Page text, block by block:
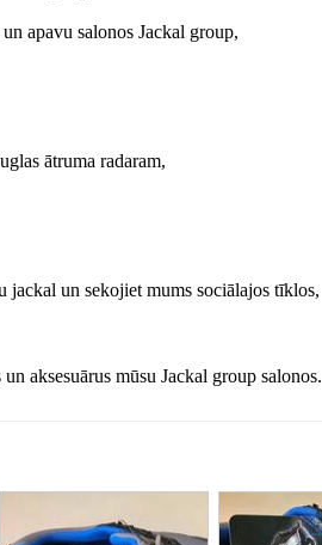
apavu salonos Jackal group,
ātruma radaram,
un sekojiet mums sociālajos tīklos,
aksesuārus mūsu Jackal group salonos.